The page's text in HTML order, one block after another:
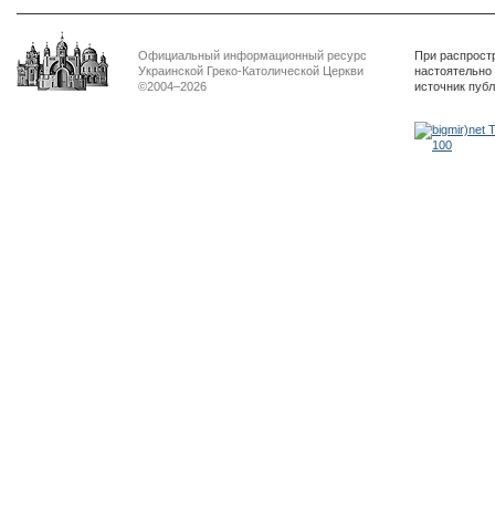
Официальный информационный ресурс
Украинской Греко-Католической Церкви
©2004–2026
При
источник